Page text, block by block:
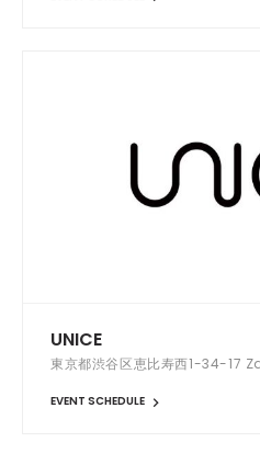
UNICE
東京都渋谷区恵比寿西1-34-17
EVENT SCHEDULE